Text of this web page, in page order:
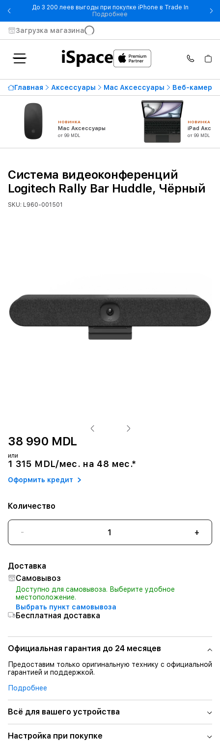
До 3 200 леев выгоды при покупке iPhone в Trade In
Подробнее - До 3 200 леев выгоды при
Загрузка магазина
Главная Аксессуары Mac Аксессуары Веб-
НОВИНКА
Mac Аксессуары
от 99 MDL
НОВИНКА
iPad
от 99 MDL
Система видеоконференций
Logitech Rally Bar Huddle, Чёрный
SKU: L960-001501
38 990 MDL
или
1 315 MDL/мес. на 48 мес.*
Оформить кредит
Количество
- +
Доставка
Самовывоз
Доступно для самовывоза. Выберите удобное
местоположение.
Выбрать пункт самовывоза
Бесплатная доставка
Официальная гарантия до 24 месяцев
Предоставим только оригинальную технику с официальной
гарантией и поддержкой.
Подробнее
Всё для вашего устройства
Настройка при покупке